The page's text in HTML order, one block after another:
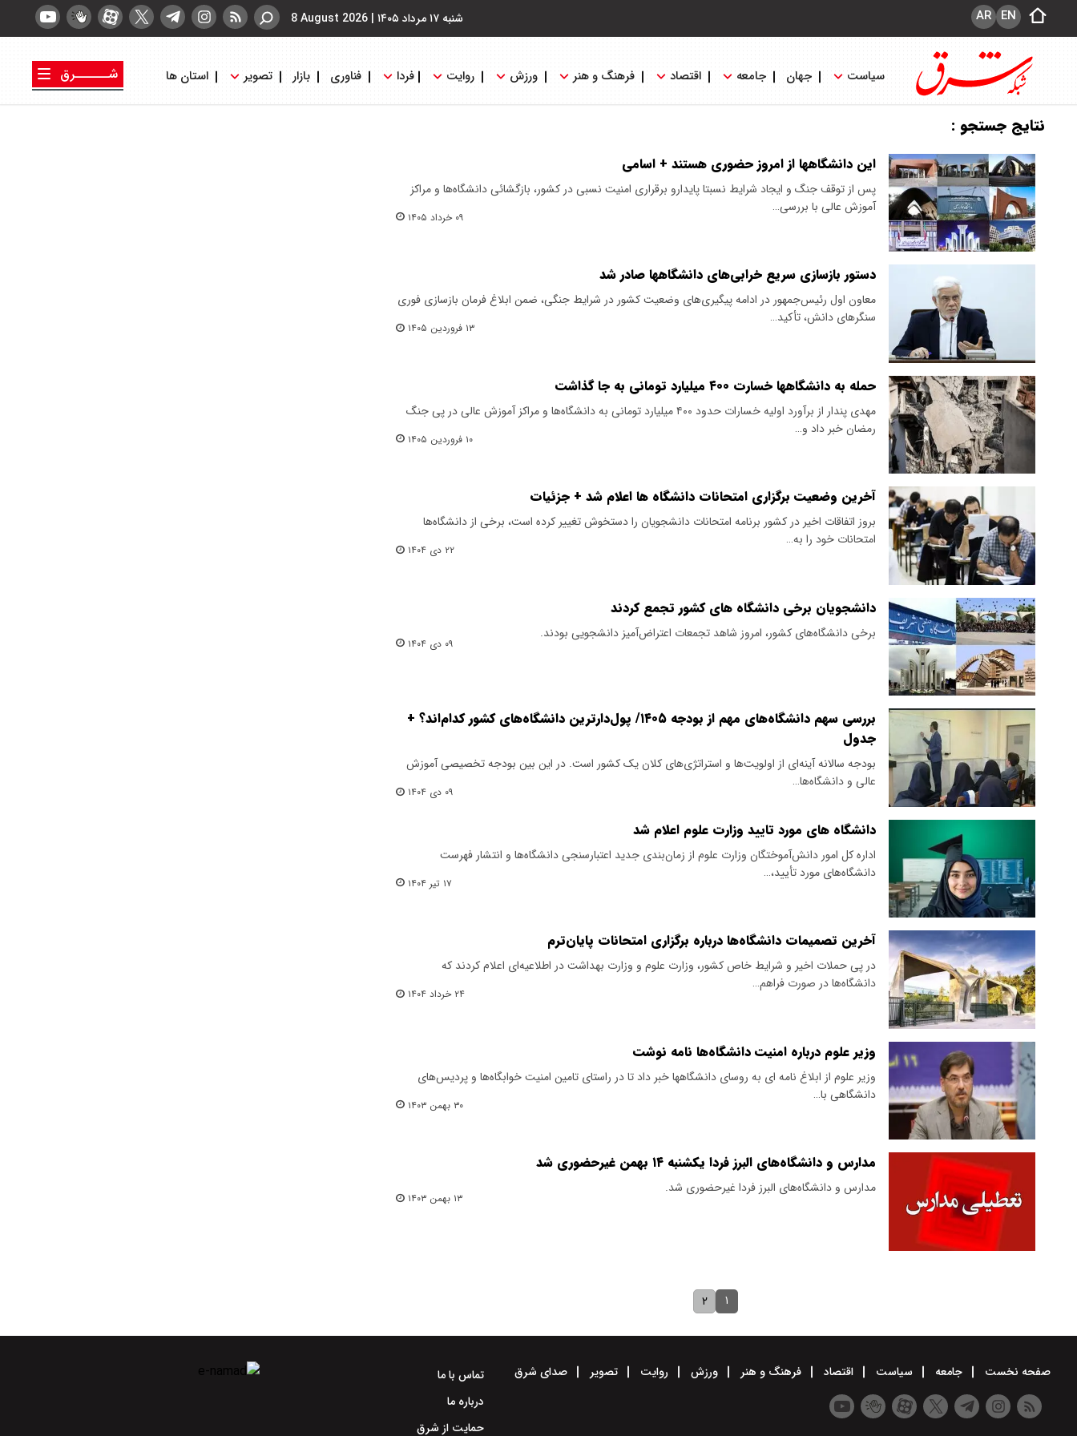
شنبه ۱۷ مرداد ۱۴۰۵ |
8 August 2026 EN
AR
سیاست جهان جامعه اقتصاد فرهنگ و هنر ورزش روایت فردا فناوری بازار تصویر استان ها
شــــــرق
نتایج جستجو :
این دانشگاهها از امروز حضوری هستند + اسامی
پس از توقف جنگ و ایجاد شرایط نسبتا پایدارو برقراری امنیت نسبی در کشور، بازگشائی دانشگاه‌ها و مراکز
آموزش عالی با بررسی…
۰۹ خرداد ۱۴۰۵
دستور بازسازی سریع خرابی‌های دانشگاهها صادر شد
معاون اول رئیس‌جمهور در ادامه پیگیری‌های وضعیت کشور در شرایط جنگی، ضمن ابلاغ فرمان بازسازی فوری
سنگرهای دانش، تأکید…
۱۳ فروردین ۱۴۰۵
حمله به دانشگاهها خسارت ۴۰۰ میلیارد تومانی به جا گذاشت
مهدی پندار از برآورد اولیه خسارات حدود ۴۰۰ میلیارد تومانی به دانشگاه‌ها و مراکز آموزش عالی در پی جنگ
رمضان خبر داد و…
۱۰ فروردین ۱۴۰۵
آخرین وضعیت برگزاری امتحانات دانشگاه ها اعلام شد + جزئیات
بروز اتفاقات اخیر در کشور برنامه امتحانات دانشجویان را دستخوش تغییر کرده است، برخی از دانشگاه‌ها
امتحانات خود را به…
۲۲ دی ۱۴۰۴
دانشجویان برخی دانشگاه های کشور تجمع کردند
برخی دانشگاه‌های کشور، امروز شاهد تجمعات اعتراض‌آمیز دانشجویی بودند.
۰۹ دی ۱۴۰۴
بررسی سهم دانشگاه‌های مهم از بودجه ۱۴۰۵/ پول‌دارترین‌ دانشگاه‌های کشور کدام‌اند؟ +
جدول
بودجه سالانه آینه‌ای از اولویت‌ها و استراتژی‌های کلان یک کشور است. در این بین بودجه تخصیصی آموزش
عالی و دانشگاه‌ها…
۰۹ دی ۱۴۰۴
دانشگاه های مورد تایید وزارت علوم‌ اعلام شد
اداره‌ کل امور دانش‌آموختگان وزارت علوم از زمان‌بندی جدید اعتبارسنجی دانشگاه‌ها و انتشار فهرست
دانشگاه‌های مورد تأیید،…
۱۷ تیر ۱۴۰۴
آخرین تصمیمات دانشگاه‌ها درباره برگزاری امتحانات پایان‌ترم
در پی حملات اخیر و شرایط خاص کشور، وزارت علوم و وزارت بهداشت در اطلاعیه‌ای اعلام کردند که
دانشگاه‌ها در صورت فراهم…
۲۴ خرداد ۱۴۰۴
وزیر علوم درباره امنیت دانشگاه‌ها نامه نوشت
وزیر علوم از ابلاغ نامه ای به روسای دانشگاهها خبر داد تا در راستای تامین امنیت خوابگاه‌ها و پردیس‌های
دانشگاهی با…
۳۰ بهمن ۱۴۰۳
مدارس و دانشگاه‌های البرز فردا یکشنبه ۱۴ بهمن غیرحضوری شد
مدارس و دانشگاه‌های البرز فردا غیرحضوری شد.
۱۳ بهمن ۱۴۰۳
۱ ۲
صفحه نخست جامعه سیاست اقتصاد فرهنگ و هنر ورزش روایت تصویر صدای شرق
تماس با ما
درباره ما
حمایت از شرق